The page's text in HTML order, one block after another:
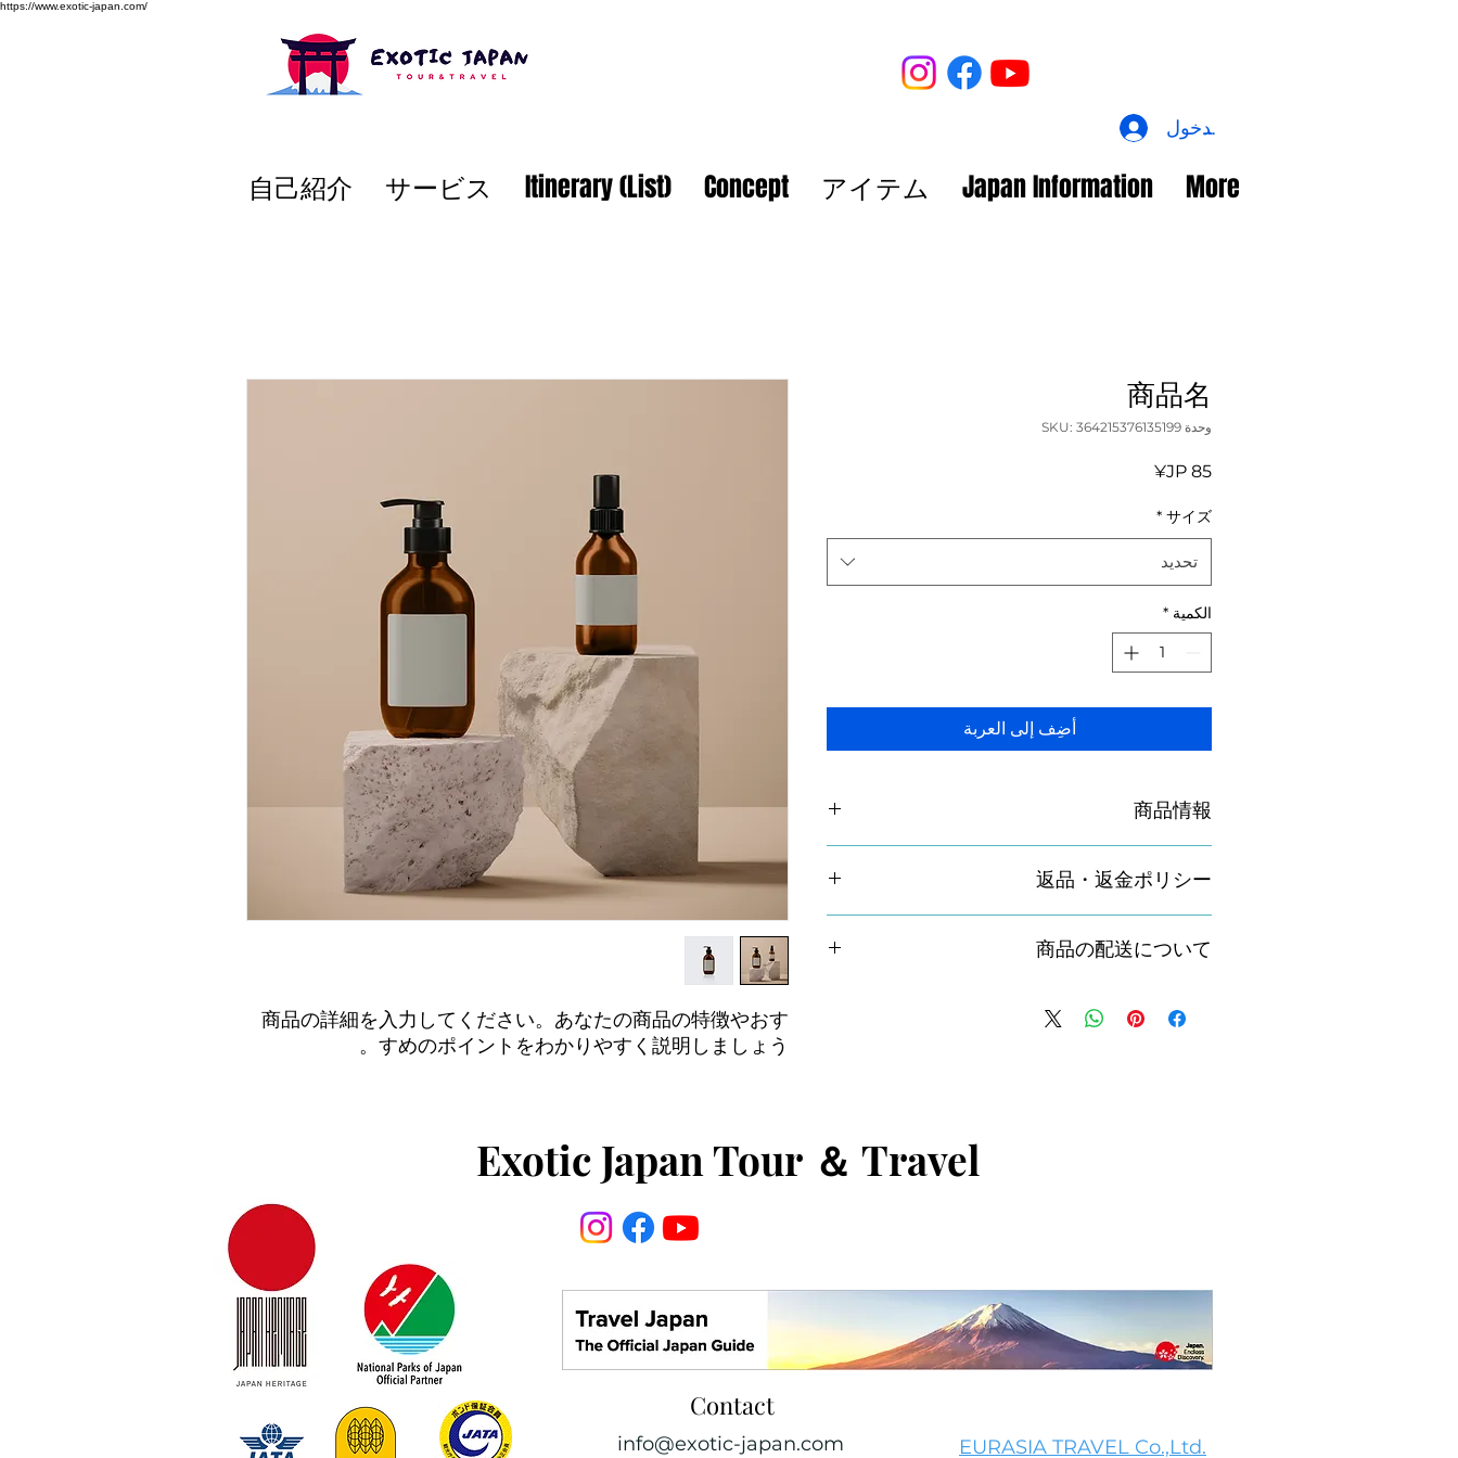
https://www.exotic-japan.com/
تسجيل الدخول
自己紹介 サービス Itinerary (List) Concept アイテム Japan Information More
商品の詳細を入力してください。あなたの商品の特徴やおす
すめのポイントをわかりやすく説明しましょう。
商品名
وحدة SKU: 364215376135199
السعر
サイズ
*
تحديد
الكمية *
أضِف إلى العربة
商品情報
明に加え、商品の特徴やおすすめのポイントなどを説明
返品・返金ポリシー
満足しなかった場合や、不備があった場合に行う手続き
だけます。
商品の配送について
する情報を入力してください。配送情報を明確にするこ
Exotic Japan Tour ＆ Travel
Contact
info@exotic-japan.com EURASIA TRAVEL Co.,Ltd.